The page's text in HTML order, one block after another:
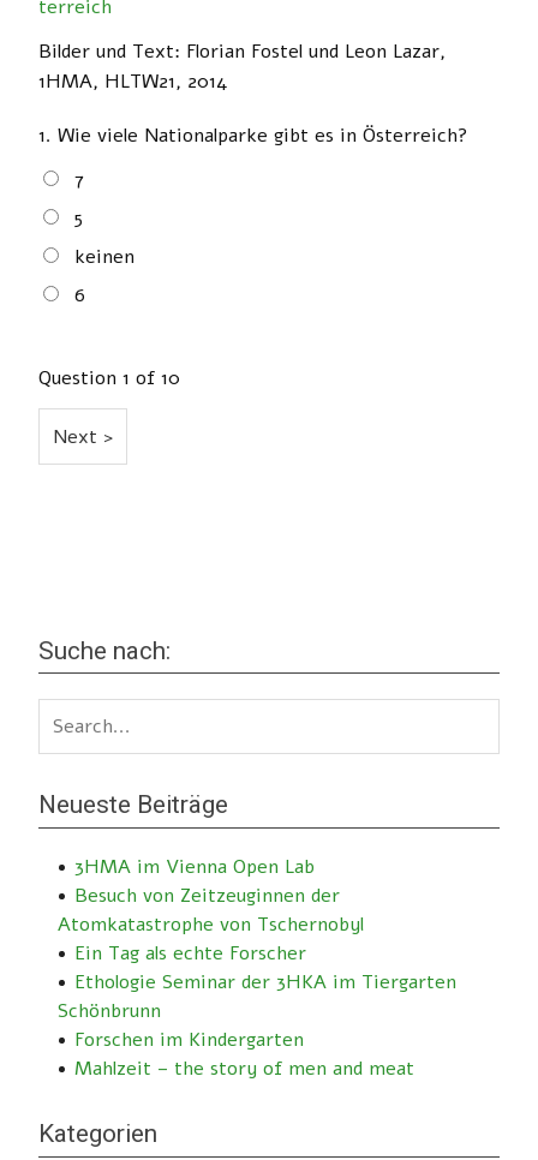
terreich
Bilder und Text: Florian Fostel und Leon Lazar,
1HMA, HLTW21, 2014
1. Wie viele Nationalparke gibt es in Österreich?
7
5
keinen
6
Question 1 of 10
Suche nach:
Neueste Beiträge
3HMA im Vienna Open Lab
Besuch von Zeitzeuginnen der
Atomkatastrophe von Tschernobyl
Ein Tag als echte Forscher
Ethologie Seminar der 3HKA im Tiergarten
Schönbrunn
Forschen im Kindergarten
Mahlzeit – the story of men and meat
Kategorien